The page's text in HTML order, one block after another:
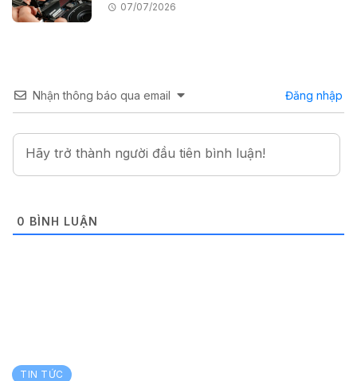
07/07/2026
Nhận thông báo qua email Đăng nhập
0 BÌNH LUẬN
TIN TỨC